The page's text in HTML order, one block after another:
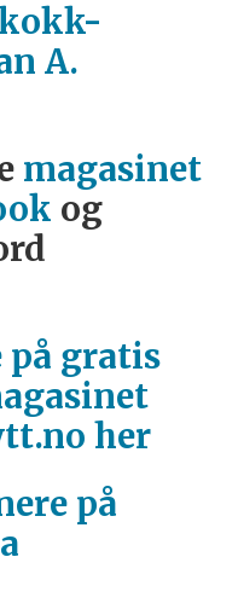
kokk-
A.
magasinet
og
på gratis
her
på